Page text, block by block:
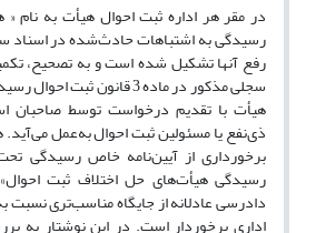
در مقر هر اداره ثبت احوال هیأت به نام
رسیدگی به اشتباهات حادث‌‌شده در اسناد
رفع آنها تشکیل شده است و به تصحیح،
سجلی مذکور در ماده 3 قانون
هیأت با تقدیم درخواست توسط صاحبان
ذی‌نفع یا مسئولین ثبت احوال به‌عمل
برخورداری از آیین‌نامه خاص رسیدگی
رسیدگی هیأت‌‌های‌ حل ‌اختلاف ثبت
دادرسی عادلانه از جایگاه مناسب‌تری
اداری برخوردار است. در این نوشتار به